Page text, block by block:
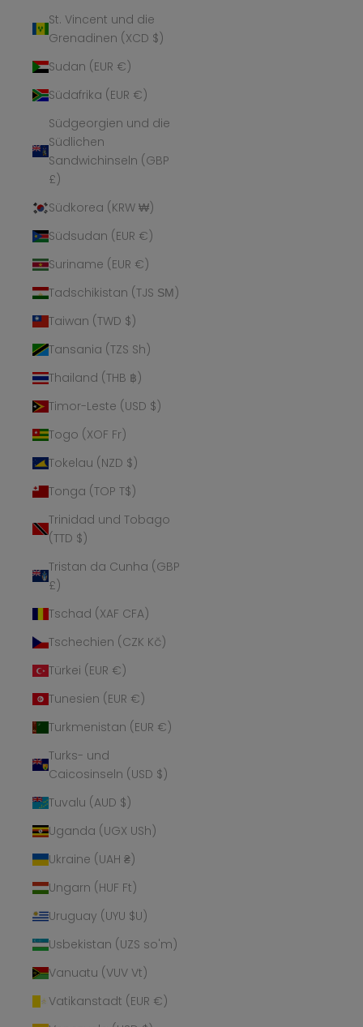
St. Vincent und die
Grenadinen (XCD $)
Sudan (EUR €)
Südafrika (EUR €)
Südgeorgien und die
Südlichen
Sandwichinseln (GBP
£)
Südkorea (KRW ₩)
Südsudan (EUR €)
Suriname (EUR €)
Tadschikistan (TJS ЅМ)
Taiwan (TWD $)
Tansania (TZS Sh)
Thailand (THB ฿)
Timor-Leste (USD $)
Togo (XOF Fr)
Tokelau (NZD $)
Tonga (TOP T$)
Trinidad und Tobago
(TTD $)
Tristan da Cunha (GBP
£)
Tschad (XAF CFA)
Tschechien (CZK Kč)
Türkei (EUR €)
Tunesien (EUR €)
Turkmenistan (EUR €)
Turks- und
Caicosinseln (USD $)
Tuvalu (AUD $)
Uganda (UGX USh)
Ukraine (UAH ₴)
Ungarn (HUF Ft)
Uruguay (UYU $U)
Usbekistan (UZS so'm)
Vanuatu (VUV Vt)
Vatikanstadt (EUR €)